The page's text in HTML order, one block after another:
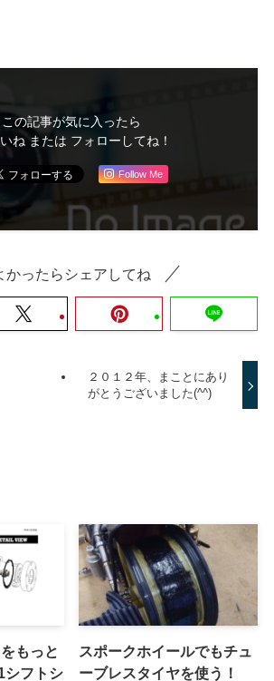
この記事が気に入ったら
ね または フォローしてね！
Follow Me
かったらシェアしてね
２０１２年、まことにあり
がとうございました(^^)
もっと
シフトシ
スポークホイールでもチュ
ーブレスタイヤを使う！